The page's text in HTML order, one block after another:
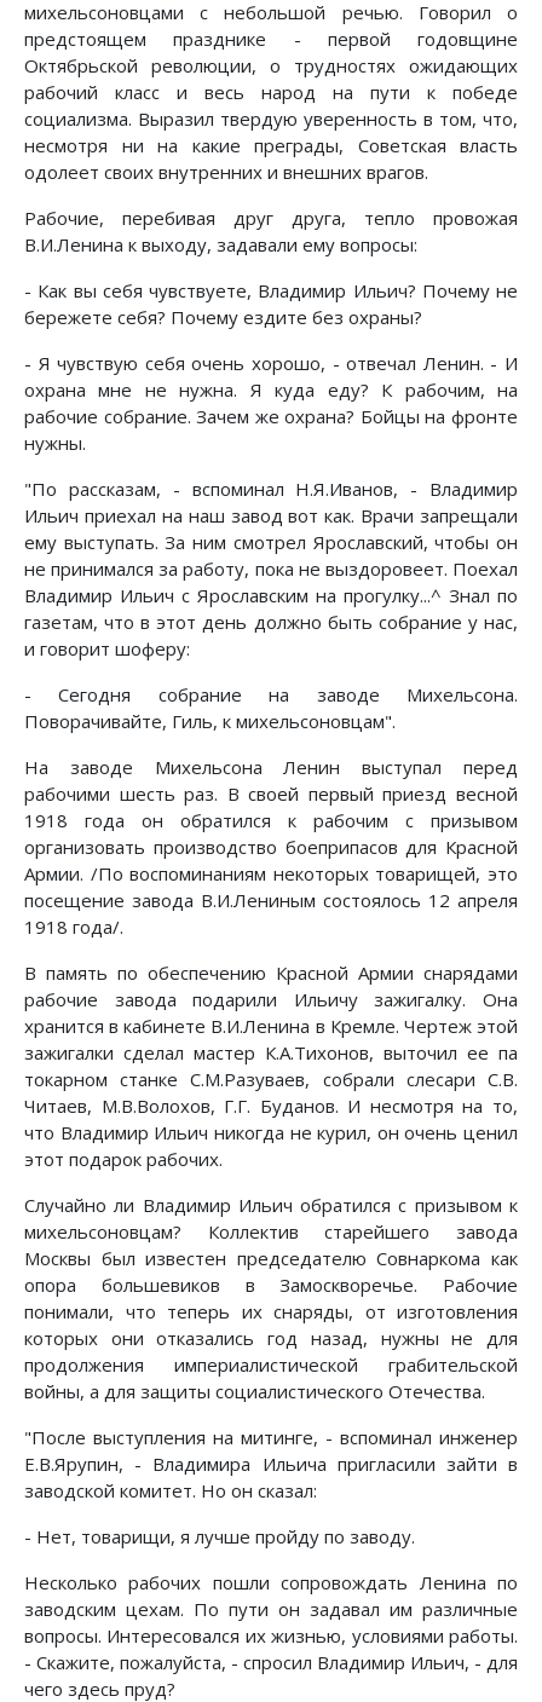
михельсоновцами с небольшой речью. Говорил о
предстоящем празднике - первой годовщине
Октябрьской революции, о трудностях ожидающих
рабочий класс и весь народ на пути к победе
социализма. Выразил твердую уверенность в том, что,
несмотря ни на какие преграды, Советская власть
одолеет своих внутренних и внешних врагов.
Рабочие, перебивая друг друга, тепло провожая
В.И.Ленина к выходу, задавали ему вопросы:
- Как вы себя чувствуете, Владимир Ильич? Почему не
бережете себя? Почему ездите без охраны?
- Я чувствую себя очень хорошо, - отвечал Ленин. - И
охрана мне не нужна. Я куда еду? К рабочим, на
рабочие собрание. Зачем же охрана? Бойцы на фронте
нужны.
"По рассказам, - вспоминал Н.Я.Иванов, - Владимир
Ильич приехал на наш завод вот как. Врачи запрещали
ему выступать. За ним смотрел Ярославский, чтобы он
не принимался за работу, пока не выздоровеет. Поехал
Владимир Ильич с Ярославским на прогулку...^ Знал по
газетам, что в этот день должно быть собрание у нас,
и говорит шоферу:
- Сегодня собрание на заводе Михельсона.
Поворачивайте, Гиль, к михельсоновцам".
На заводе Михельсона Ленин выступал перед
рабочими шесть раз. В своей первый приезд весной
1918 года он обратился к рабочим с призывом
организовать производство боеприпасов для Красной
Армии. /По воспоминаниям некоторых товарищей, это
посещение завода В.И.Лениным состоялось 12 апреля
1918 года/.
В память по обеспечению Красной Армии снарядами
рабочие завода подарили Ильичу зажигалку. Она
хранится в кабинете В.И.Ленина в Кремле. Чертеж этой
зажигалки сделал мастер К.А.Тихонов, выточил ее па
токарном станке С.М.Разуваев, собрали слесари С.В.
Читаев, М.В.Волохов, Г.Г. Буданов. И несмотря на то,
что Владимир Ильич никогда не курил, он очень ценил
этот подарок рабочих.
Случайно ли Владимир Ильич обратился с призывом к
михельсоновцам? Коллектив старейшего завода
Москвы был известен председателю Совнаркома как
опора большевиков в Замоскворечье. Рабочие
понимали, что теперь их снаряды, от изготовления
которых они отказались год назад, нужны не для
продолжения империалистической грабительской
войны, а для защиты социалистического Отечества.
"После выступления на митинге, - вспоминал инженер
Е.В.Ярупин, - Владимира Ильича пригласили зайти в
заводской комитет. Но он сказал:
- Нет, товарищи, я лучше пройду по заводу.
Несколько рабочих пошли сопровождать Ленина по
заводским цехам. По пути он задавал им различные
вопросы. Интересовался их жизнью, условиями работы.
- Скажите, пожалуйста, - спросил Владимир Ильич, - для
чего здесь пруд?